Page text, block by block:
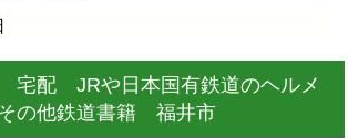
宅配 JRや日本国有鉄道のヘルメ
の他鉄道書籍 福井市